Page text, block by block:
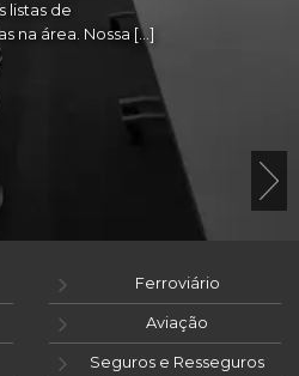
listas de
na área. Nossa […]
Ferroviário
Aviação
Seguros e Resseguros